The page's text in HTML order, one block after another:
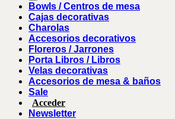
Bowls / Centros de mesa
Cajas decorativas
Charolas
Accesorios decorativos
Floreros / Jarrones
Porta Libros / Libros
Velas decorativas
Accesorios de mesa & baños
Sale
Acceder
Newsletter